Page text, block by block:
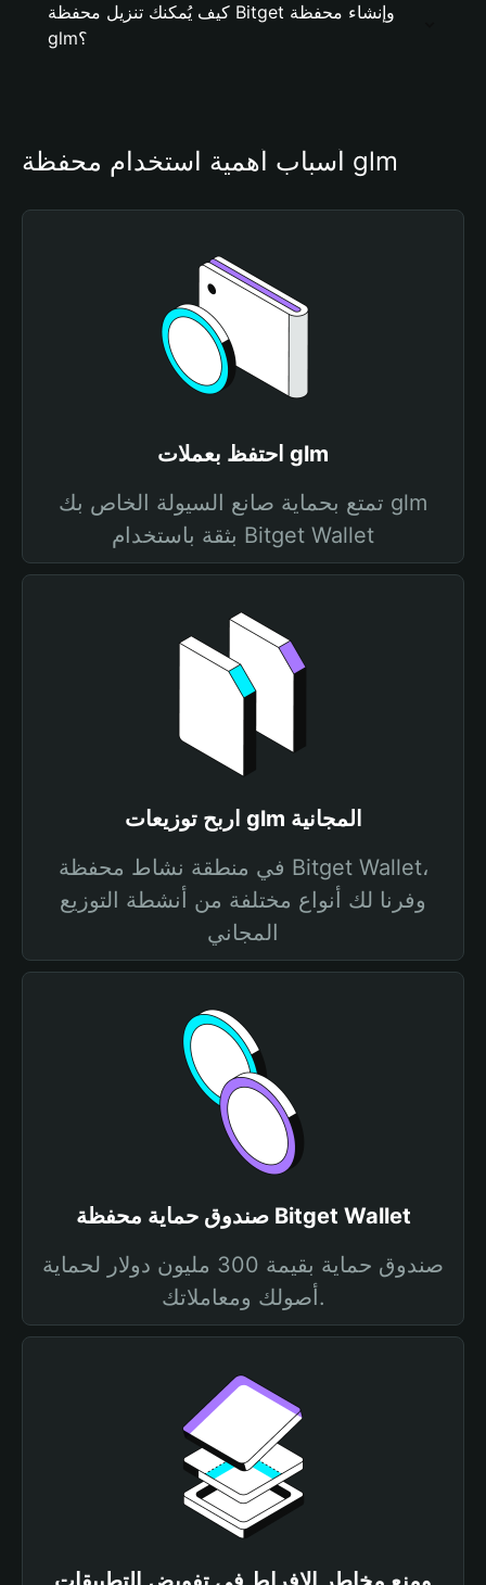
كيف يُمكنك تنزيل محفظة Bitget وإنشاء محفظة
glm؟
أسباب أهمية استخدام محفظة glm
احتفظ بعملات glm
تمتع بحماية صانع السيولة الخاص بك glm
بثقة باستخدام Bitget Wallet
اربح توزيعات glm المجانية
في منطقة نشاط محفظة Bitget Wallet،
وفرنا لك أنواع مختلفة من أنشطة التوزيع
المجاني
صندوق حماية محفظة Bitget Wallet
صندوق حماية بقيمة 300 مليون دولار لحماية
أصولك ومعاملاتك.